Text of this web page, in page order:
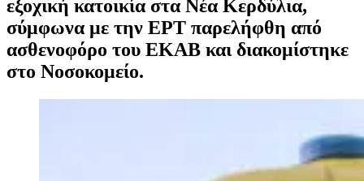
εξοχική κατοικία στα Νέα Κερδύλια,
σύμφωνα με την ΕΡΤ παρελήφθη από
ασθενοφόρο του ΕΚΑΒ και διακομίστηκε
στο Νοσοκομείο.